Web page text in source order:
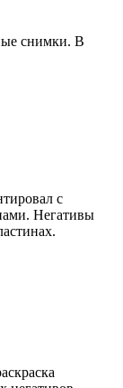
снимки. В
с
Негативы